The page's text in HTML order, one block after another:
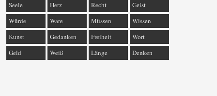
Seele
Herz Recht
Geist
Würde
Ware Müssen
Wissen
Kunst
Gedanken Freiheit
Wort
Geld
Weiß Länge Denken